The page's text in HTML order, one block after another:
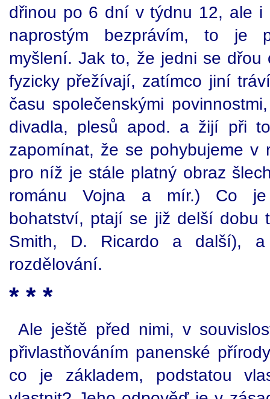
dřinou po 6 dní v týdnu 12, ale i
naprostým bezprávím, to je
myšlení. Jak to, že jedni se
fyzicky přežívají, zatímco jiní
času společenskými
divadla, plesů apod. a žijí při
zapomínat, že se pohybujeme v
pro níž je stále platný obraz
románu Vojna a mír.) Co je
bohatství, ptají se již delší dobu
Smith, D. Ricardo a další),
rozdělování.
* * *
Ale ještě před nimi, v
přivlastňováním panenské
co je základem, podstatou